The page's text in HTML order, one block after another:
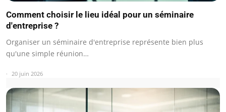
Comment choisir le lieu idéal pour un séminaire
d'entreprise ?
Organiser un séminaire d'entreprise représente bien plus
qu'une simple réunion…
20 juin 2026